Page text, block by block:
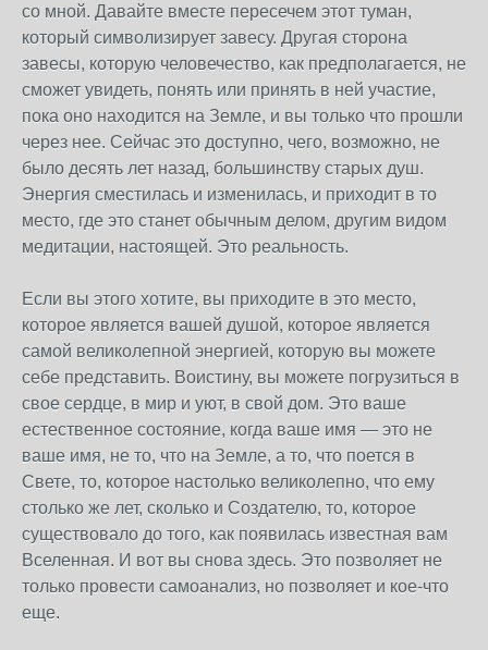
со мной. Давайте вместе пересечем этот туман,
который символизирует завесу. Другая сторона
завесы, которую человечество, как предполагается, не
сможет увидеть, понять или принять в ней участие,
пока оно находится на Земле, и вы только что прошли
через нее. Сейчас это доступно, чего, возможно, не
было десять лет назад, большинству старых душ.
Энергия сместилась и изменилась, и приходит в то
место, где это станет обычным делом, другим видом
медитации, настоящей. Это реальность.
Если вы этого хотите, вы приходите в это место,
которое является вашей душой, которое является
самой великолепной энергией, которую вы можете
себе представить. Воистину, вы можете погрузиться в
свое сердце, в мир и уют, в свой дом. Это ваше
естественное состояние, когда ваше имя — это не
ваше имя, не то, что на Земле, а то, что поется в
Свете, то, которое настолько великолепно, что ему
столько же лет, сколько и Создателю, то, которое
существовало до того, как появилась известная вам
Вселенная. И вот вы снова здесь. Это позволяет не
только провести самоанализ, но позволяет и кое-что
еще.